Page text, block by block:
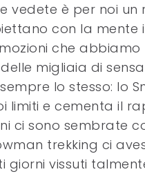
vedete è per noi un
con la mente
che
migliaia di
lo stesso: lo
limiti e cementa il
ci sono sembrate
trekking ci
vissuti